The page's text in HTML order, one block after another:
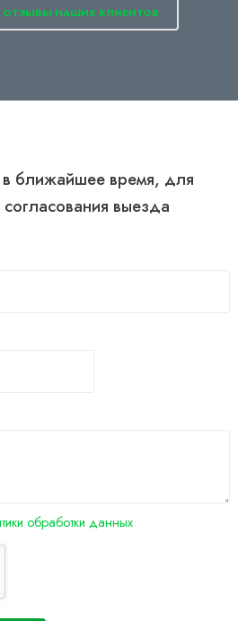
ОТЗЫВЫ НАШИХ КЛИЕНТОВ
ближайшее время, для
выезда
обработки данных